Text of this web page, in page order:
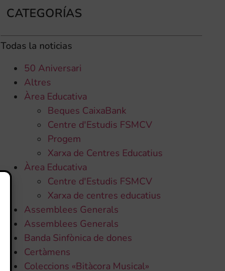
CATEGORÍAS
Todas la noticias
50 Aniversari
Altres
Àrea Educativa
Beques CaixaBank
Centre d'Estudis FSMCV
Progem
Xarxa de Centres Educatius
Àrea Educativa
Centre d'Estudis FSMCV
Xarxa de centres educatius
Assemblees Generals
Assemblees Generals
Banda Sinfònica de dones
Certàmens
Coleccions «Bitàcora Musical»